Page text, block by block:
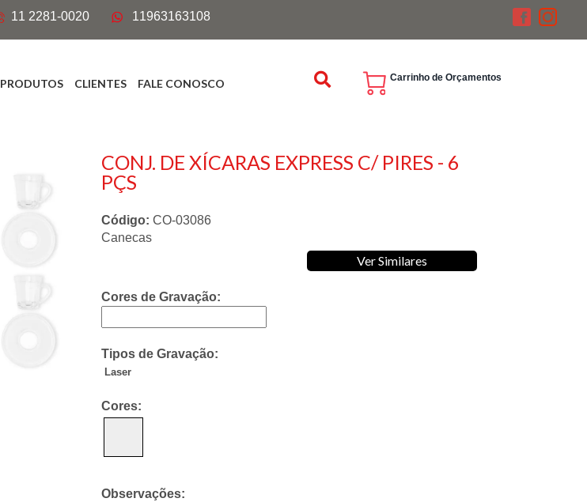
11 2281-0020 11963163108
PRODUTOS CLIENTES FALE CONOSCO Carrinho de Orçamentos
CONJ. DE XÍCARAS EXPRESS C/ PIRES - 6
PÇS
Código: CO-03086
Canecas
Ver Similares
Cores de Gravação:
Tipos de Gravação:
Laser
Cores:
Observações: